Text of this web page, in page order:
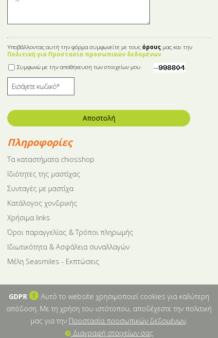
Υποβάλλοντας αυτή την φόρμα συμφωνείτε με τους όρους μας και την
Πολιτική για Προστασία προσωπικών δεδομένων
Συμφωνώ με την αποθήκευση των στοιχείων μου
Αποστολή
Πληροφορίες
Tα καταστήματα chiosshop
Ιδιότητες της μαστίχας
Συνταγές με μαστίχα
Κατάλογος χονδρικής
Χρήσιμα links
Όροι παραγγελίας & Τρόποι πληρωμής
Ιδιωτικότητα & Ασφάλεια συναλλαγών
Μέλη Seasmiles - Εκπτώσεις
GDPR
Αυτό το website χρησιμοποιεί cookies για καλύτερη
απόδοση. Με τη χρήση του ιστότοπου, αποδέχεστε την πολιτική
μας για την Προστασία προσωπικών δεδομένων.
Διαγραφή στοιχείων σας